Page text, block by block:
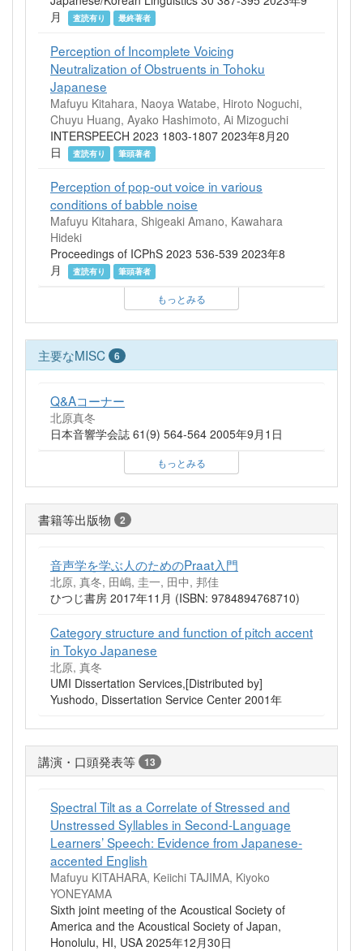
月
査読有り 最終著者
Perception of Incomplete Voicing
Neutralization of Obstruents in Tohoku
Japanese
Mafuyu Kitahara, Naoya Watabe, Hiroto Noguchi,
Chuyu Huang, Ayako Hashimoto, Ai Mizoguchi
INTERSPEECH 2023 1803-1807 2023年8月20
日
査読有り 筆頭著者
Perception of pop-out voice in various
conditions of babble noise
Mafuyu Kitahara, Shigeaki Amano, Kawahara
Hideki
Proceedings of ICPhS 2023 536-539 2023年8
月
査読有り 筆頭著者
もっとみる
主要なMISC 6
Q&Aコーナー
北原真冬
日本音響学会誌 61(9) 564-564 2005年9月1日
もっとみる
書籍等出版物 2
音声学を学ぶ人のためのPraat入門
北原, 真冬, 田嶋, 圭一, 田中, 邦佳
ひつじ書房 2017年11月 (ISBN: 9784894768710)
Category structure and function of pitch accent
in Tokyo Japanese
北原, 真冬
UMI Dissertation Services,[Distributed by]
Yushodo, Dissertation Service Center 2001年
講演・口頭発表等 13
Spectral Tilt as a Correlate of Stressed and
Unstressed Syllables in Second-Language
Learners’ Speech: Evidence from Japanese-
accented English
Mafuyu KITAHARA, Keiichi TAJIMA, Kiyoko
YONEYAMA
Sixth joint meeting of the Acoustical Society of
America and the Acoustical Society of Japan,
Honolulu, HI, USA 2025年12月30日